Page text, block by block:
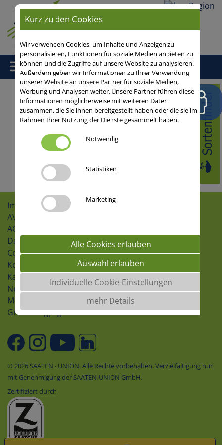
Home/Karriere / Karriere
Kurz zu den Cookies
Wir verwenden Cookies, um Inhalte und Anzeigen zu
personalisieren, Funktionen für soziale Medien anbieten zu
können und die Zugriffe auf unsere Website zu analysieren.
Außerdem geben wir Informationen zu Ihrer Verwendung
unserer Website an unsere Partner für soziale Medien,
Werbung und Analysen weiter. Unsere Partner führen diese
Informationen möglicherweise mit weiteren Daten
zusammen, die Sie ihnen bereitgestellt haben oder die sie im
Rahmen Ihrer Nutzung der Dienste gesammelt haben.
Notwendig
Statistiken
Marketing
Alle Cookies erlauben
Auswahl erlauben
Individuelle Cookie-Einstellungen
mehr Details
Impressum
AVLB
AGB
Datenschutz
Cookie-Einstellungen
Kontakt
Karriere
Newsletter
Meldeformular
Groundingpage
© 2026 SAATEN - UNION. Alle Rechte vorbehalten. Vervielfältigung nur
mit Genehmigung der SAATEN-UNION GmbH.
Zertifiziert durch